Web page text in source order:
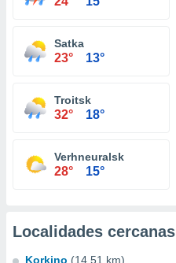
Satka
23° 13°
Troitsk
32° 18°
Verhneuralsk
28° 15°
Localidades cercanas
Korkino (14.51 km)